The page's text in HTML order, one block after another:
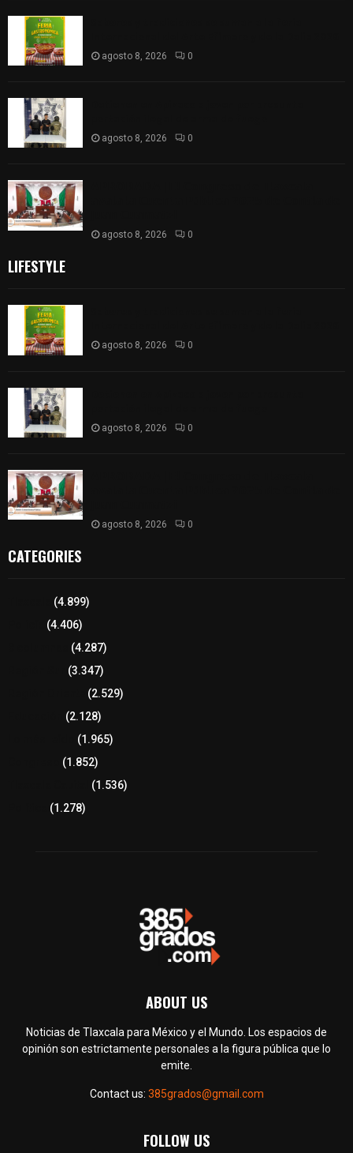
agosto 8, 2026 0
agosto 8, 2026 0
agosto 8, 2026 0
LIFESTYLE
agosto 8, 2026 0
agosto 8, 2026 0
agosto 8, 2026 0
CATEGORIES
(4.899)
(4.406)
(4.287)
(3.347)
(2.529)
(2.128)
(1.965)
(1.852)
(1.536)
(1.278)
ABOUT US
Noticias de Tlaxcala para México y el Mundo. Los espacios de
opinión son estrictamente personales a la figura pública que lo
emite.
Contact us: 385grados@gmail.com
FOLLOW US